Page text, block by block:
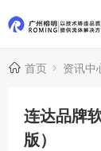
首页 资讯中
连达品牌
版）